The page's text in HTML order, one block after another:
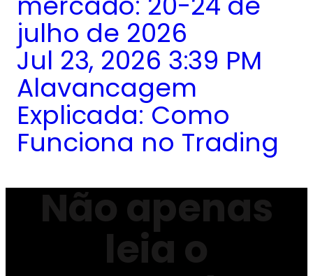
julho de 2026
Jul 23, 2026 3:39 PM
Alavancagem
Explicada: Como
Funciona no Trading
Não apenas
leia o